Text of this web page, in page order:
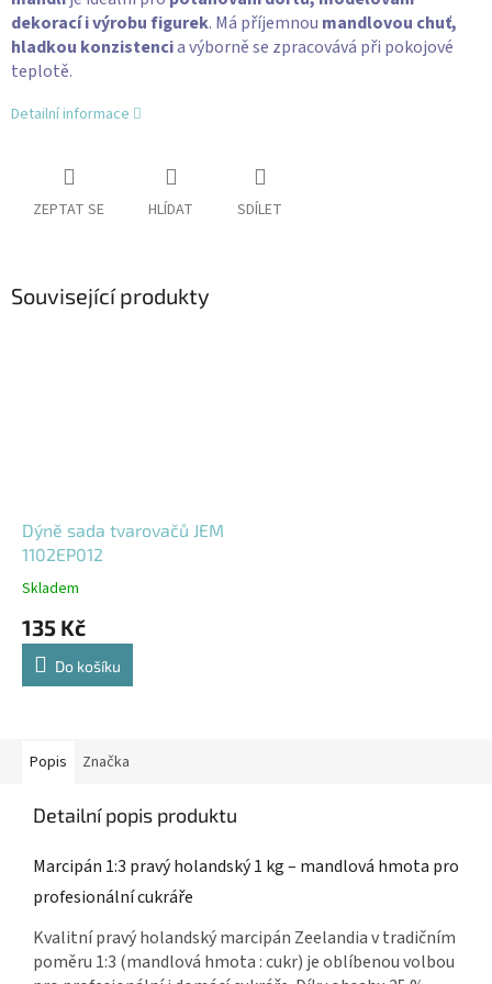
dekorací i výrobu figurek. Má příjemnou mandlovou chuť,
hladkou konzistencia výborně se zpracovává při pokojové
teplotě.
Detailní informace
ZEPTAT SE HLÍDAT SDÍLET
Související produkty
Dýně sada tvarovačů JEM
1102EP012
Skladem
135 Kč
Do košíku
Popis Značka
Detailní popis produktu
Marcipán 1:3 pravý holandský 1 kg – mandlová hmota pro
profesionální cukráře
Kvalitní pravý holandský marcipán Zeelandia v tradičním
poměru 1:3 (mandlová hmota : cukr) je oblíbenou volbou